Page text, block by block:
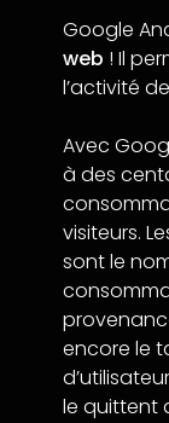
Google
web ! Il
l’activité
Avec
à des
visiteurs.
sont le
encore le
le quittent